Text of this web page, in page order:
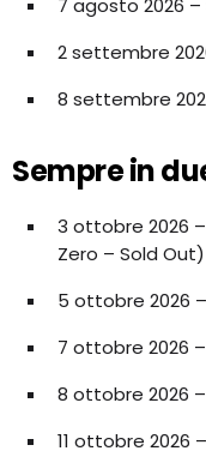
7 agosto 2026 –
2 settembre
8 settembre
Sempre in
3 ottobre 2026
Zero – Sold Out)
5 ottobre 2026
7 ottobre 2026
8 ottobre 2026
11 ottobre 2026